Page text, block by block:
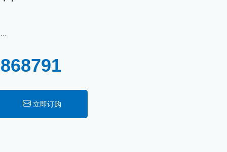
立即订购